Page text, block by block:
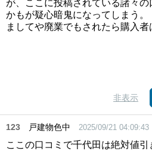
が、ここに投稿されている諸々
かもが疑心暗鬼になってしまう。
ましてや廃業でもされたら購入者
非表示
123 戸建物色中 2025/09/21 04:09:43
ここの口コミで千代田は絶対値